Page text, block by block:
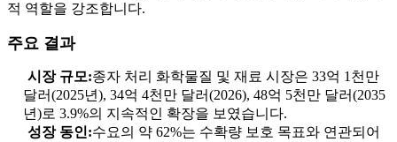
적 역할을 강조합니다.
주요 결과
시장 규모:종자 처리 화학물질 및 재료 시장은 33억 1천만
달러(2025년), 34억 4천만 달러(2026), 48억 5천만 달러(2035
년)로 3.9%의 지속적인 확장을 보였습니다.
성장 동인:수요의 약 62%는 수확량 보호 목표와 연관되어